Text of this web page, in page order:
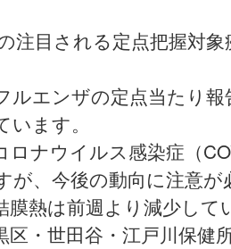
注目される定点把握対象
ルエンザの定点当たり
います。
ロナウイルス感染症（
が、今後の動向に注意が
膜熱は前週より減少し
区・世田谷・江戸川保健